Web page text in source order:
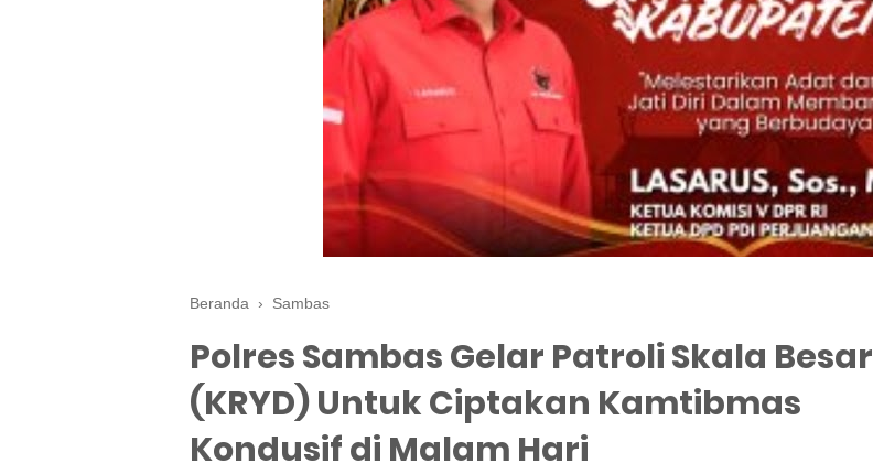
Beranda › Sambas
Polres Sambas Gelar Patroli Skala Besar
(KRYD) Untuk Ciptakan Kamtibmas
Kondusif di Malam Hari